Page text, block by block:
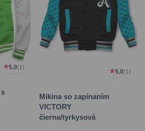
5,0(1)
5,0(1)
Mikina so zapínaním
VICTORY
čierna/tyrkysová